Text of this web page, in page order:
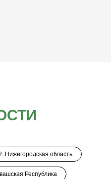
Нижегородская область
Республика